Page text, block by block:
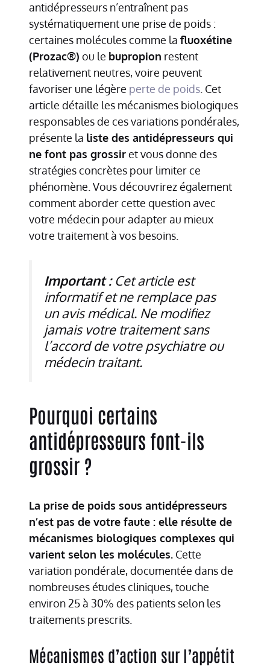
antidépresseurs n’entraînent pas
systématiquement une prise de poids :
certaines molécules comme la fluoxétine
(Prozac®) ou le bupropion restent
relativement neutres, voire peuvent
favoriser une légère perte de poids . Cet
article détaille les mécanismes biologiques
responsables de ces variations pondérales,
présente la liste des antidépresseurs qui
ne font pas grossiret vous donne des
stratégies concrètes pour limiter ce
phénomène. Vous découvrirez également
comment aborder cette question avec
votre médecin pour adapter au mieux
votre traitement à vos besoins.
Important :Cet article est
informatif et ne remplace pas
un avis médical. Ne modifiez
jamais votre traitement sans
l’accord de votre psychiatre ou
médecin traitant.
Pourquoi certains
antidépresseurs font-ils
grossir ?
La prise de poids sous antidépresseurs
n’est pas de votre faute : elle résulte de
mécanismes biologiques complexes qui
varient selon les molécules. Cette
variation pondérale, documentée dans de
nombreuses études cliniques, touche
environ 25 à 30% des patients selon les
traitements prescrits.
Mécanismes d’action sur l’appétit